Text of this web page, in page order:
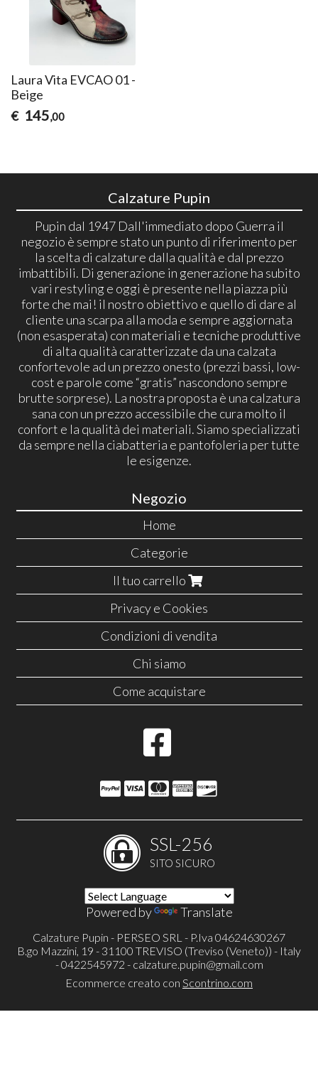
Laura Vita EVCAO 01 -
Beige
€ 145,00
Calzature Pupin
Pupin dal 1947 Dall'immediato dopo Guerra il
negozio è sempre stato un punto di riferimento per
la scelta di calzature dalla qualità e dal prezzo
imbattibili. Di generazione in generazione ha subito
vari restyling e oggi è presente nella piazza più
forte che mai! il nostro obiettivo e quello di dare al
cliente una scarpa alla moda e sempre aggiornata
(non esasperata) con materiali e tecniche produttive
di alta qualità caratterizzate da una calzata
confortevole ad un prezzo onesto (prezzi bassi, low-
cost e parole come “gratis” nascondono sempre
brutte sorprese). La nostra proposta è una calzatura
sana con un prezzo accessibile che cura molto il
confort e la qualità dei materiali. Siamo specializzati
da sempre nella ciabatteria e pantofoleria per tutte
le esigenze.
Negozio
Home
Categorie
Il tuo carrello
Privacy e Cookies
Condizioni di vendita
Chi siamo
Come acquistare
SSL-256
SITO SICURO
Powered by Translate
Calzature Pupin - PERSEO SRL - P.Iva 04624630267
B.go Mazzini, 19 - 31100 TREVISO (Treviso (Veneto)) - Italy
- 0422545972 - calzature.pupin@gmail.com
Ecommerce creato con Scontrino.com